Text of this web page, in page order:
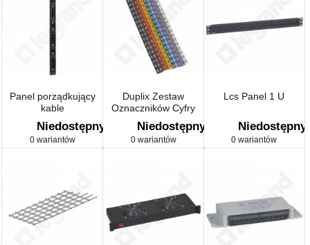
Panel porządkujący
kable
Niedostępny
0 wariantów
Duplix Zestaw
Oznaczników Cyfry
Niedostępny
0 wariantów
Lcs Panel 1 U
Niedostępny
0 wariantów